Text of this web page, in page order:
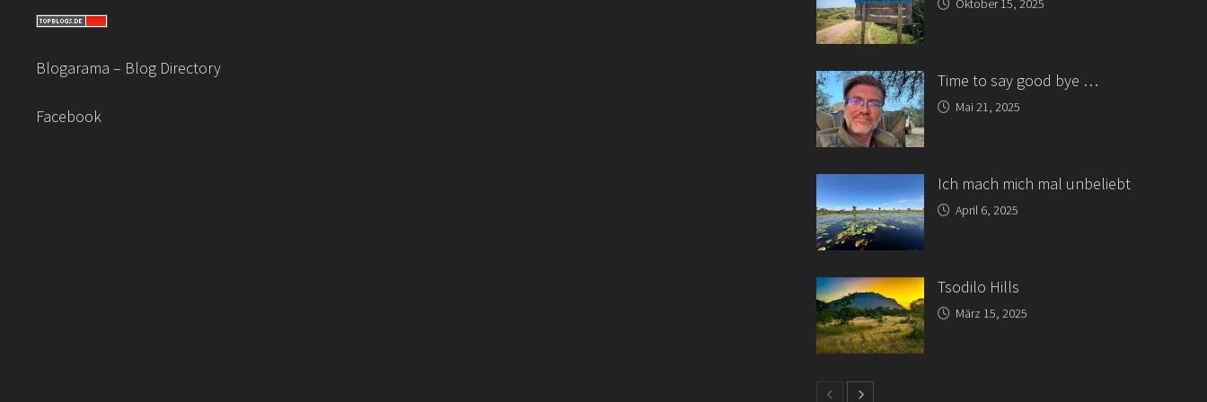
Blogarama – Blog Directory
Facebook
Oktober 15, 2025
Time to say good bye …
Mai 21, 2025
Ich mach mich mal unbeliebt
April 6, 2025
Tsodilo Hills
März 15, 2025